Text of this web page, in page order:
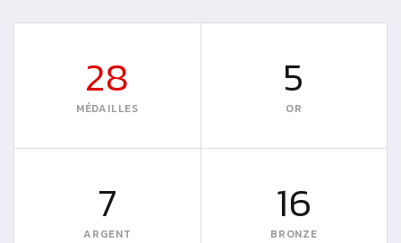
28
MÉDAILLES
5
OR
7
ARGENT
16
BRONZE